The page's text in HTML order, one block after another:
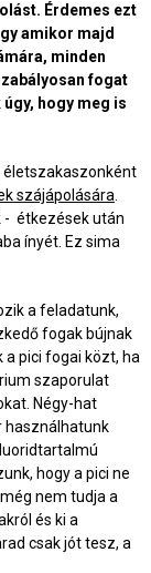
Érdemes ezt
amikor majd
minden
fogat
hogy meg is
életszakaszonként
szájápolására
- étkezések után
ínyét. Ez sima
a feladatunk,
fogak bújnak
pici fogai közt, ha
szaporulat
Négy-hat
használhatunk
hogy a pici ne
nem tudja a
és ki a
csak jót tesz, a